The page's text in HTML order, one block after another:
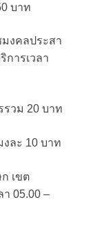
บาท
งคลประสา
การเวลา
รวม 20 บาท
ละ 10 บาท
เขต
05.00 –